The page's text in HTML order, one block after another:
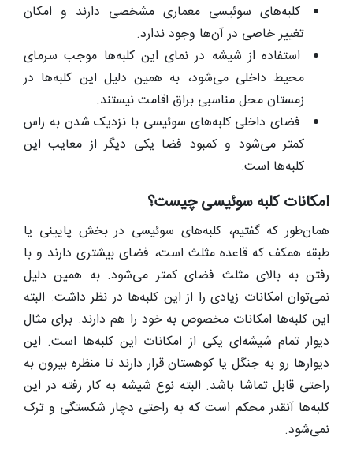
کلبه‌های سوئیسی معماری مشخصی دارند و امکان
تغییر خاصی در آن‌ها وجود ندارد.
استفاده از شیشه در نمای این کلبه‌ها موجب سرمای
محیط داخلی می‌شود، به همین دلیل این کلبه‌ها در
زمستان محل مناسبی براق اقامت نیستند.
فضای داخلی کلبه‌های سوئیسی با نزدیک شدن به راس
کمتر می‌شود و کمبود فضا یکی دیگر از معایب این
کلبه‌ها است.
امکانات کلبه سوئیسی چیست؟
همان‌طور که گفتیم، کلبه‌های سوئیسی در بخش پایینی یا
طبقه همکف که قاعده مثلث است، فضای بیشتری دارند و با
رفتن به بالای مثلث فضای کمتر می‌شود. به همین دلیل
نمی‌توان امکانات زیادی را از این کلبه‌ها در نظر داشت. البته
این کلبه‌ها امکانات مخصوص به خود را هم دارند. برای مثال
دیوار تمام شیشه‌ای یکی از امکانات این کلبه‌ها است. این
دیوارها رو به جنگل یا کوهستان قرار دارند تا منظره بیرون به
راحتی قابل تماشا باشد. البته نوع شیشه به کار رفته در این
کلبه‌ها آنقدر محکم است که به راحتی دچار شکستگی و ترک
نمی‌شود.